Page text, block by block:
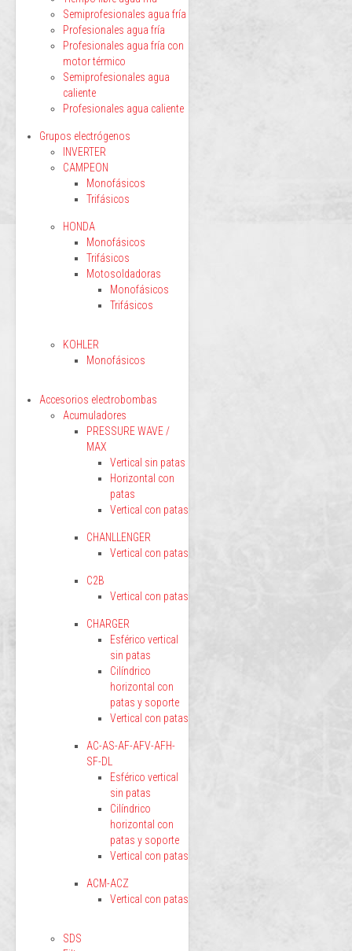
Semiprofesionales agua fría
Profesionales agua fría
Profesionales agua fría con
motor térmico
Semiprofesionales agua
caliente
Profesionales agua caliente
Grupos electrógenos
INVERTER
CAMPEON
Monofásicos
Trifásicos
HONDA
Monofásicos
Trifásicos
Motosoldadoras
Monofásicos
Trifásicos
KOHLER
Monofásicos
Accesorios electrobombas
Acumuladores
PRESSURE WAVE /
MAX
Vertical sin patas
Horizontal con
patas
Vertical con patas
CHANLLENGER
Vertical con patas
C2B
Vertical con patas
CHARGER
Esférico vertical
sin patas
Cilíndrico
horizontal con
patas y soporte
Vertical con patas
AC-AS-AF-AFV-AFH-
SF-DL
Esférico vertical
sin patas
Cilíndrico
horizontal con
patas y soporte
Vertical con patas
ACM-ACZ
Vertical con patas
SDS